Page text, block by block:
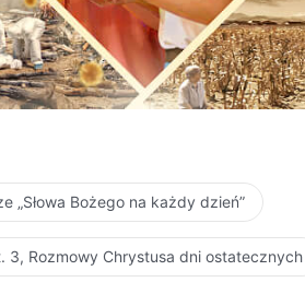
„Słowa Bożego na każdy dzień”
3, Rozmowy Chrystusa dni ostatecznych